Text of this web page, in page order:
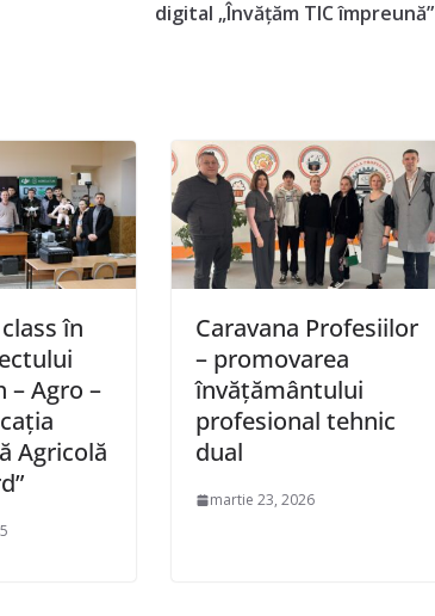
digital „Învățăm TIC împreună”
în
– Agro –
Agricolă
Caravana Profesiilor
– promovarea
învățământului
profesional tehnic
dual
martie 23, 2026